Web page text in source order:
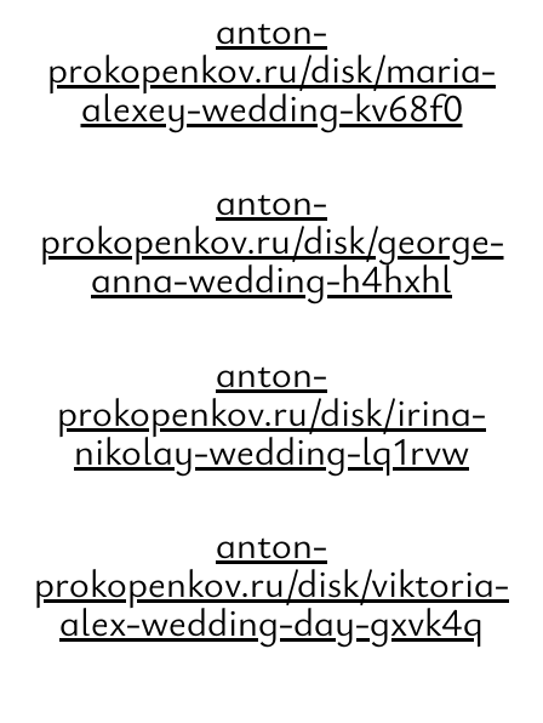
anton-
prokopenkov.ru/disk/maria-
alexey-wedding-kv68f0
anton-
prokopenkov.ru/disk/george-
anna-wedding-h4hxhl
anton-
prokopenkov.ru/disk/irina-
nikolay-wedding-lq1rvw
anton-
prokopenkov.ru/disk/viktoria-
alex-wedding-day-gxvk4q